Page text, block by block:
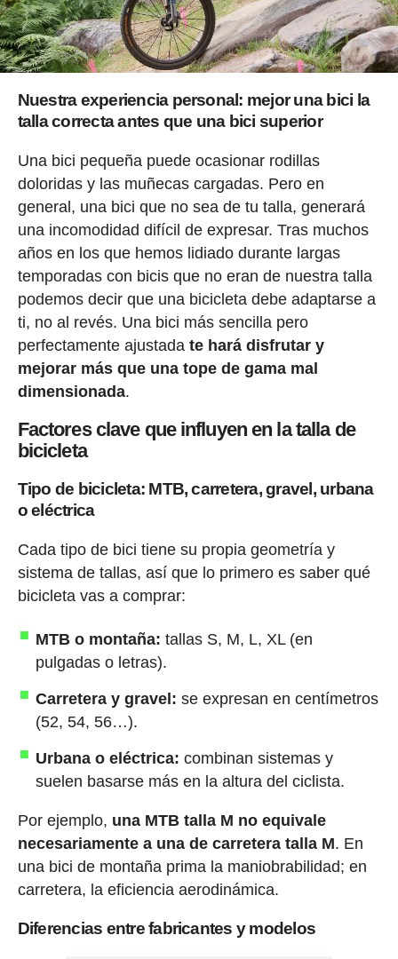
Nuestra experiencia personal: mejor una bici la
talla correcta antes que una bici superior
Una bici pequeña puede ocasionar rodillas
doloridas y las muñecas cargadas. Pero en
general, una bici que no sea de tu talla, generará
una incomodidad difícil de expresar. Tras muchos
años en los que hemos lidiado durante largas
temporadas con bicis que no eran de nuestra talla
podemos decir que una bicicleta debe adaptarse a
ti, no al revés. Una bici más sencilla pero
perfectamente ajustada te hará disfrutar y
mejorar más que una tope de gama mal
dimensionada.
Factores clave que influyen en la talla de
bicicleta
Tipo de bicicleta: MTB, carretera, gravel, urbana
o eléctrica
Cada tipo de bici tiene su propia geometría y
sistema de tallas, así que lo primero es saber qué
bicicleta vas a comprar:
MTB o montaña: tallas S, M, L, XL (en
pulgadas o letras).
Carretera y gravel: se expresan en centímetros
(52, 54, 56…).
Urbana o eléctrica: combinan sistemas y
suelen basarse más en la altura del ciclista.
Por ejemplo, una MTB talla M no equivale
necesariamente a una de carretera talla M. En
una bici de montaña prima la maniobrabilidad; en
carretera, la eficiencia aerodinámica.
Diferencias entre fabricantes y modelos